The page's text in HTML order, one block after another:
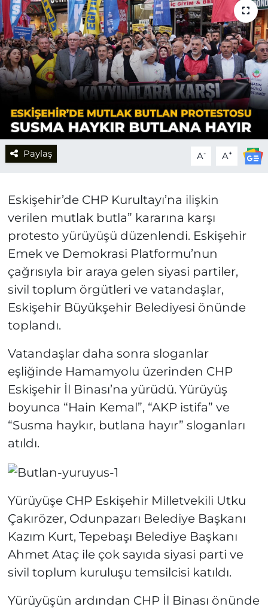
Paylaş A- A+
Eskişehir’de CHP Kurultayı’na ilişkin
verilen mutlak butla” kararına karşı
protesto yürüyüşü düzenlendi. Eskişehir
Emek ve Demokrasi Platformu’nun
çağrısıyla bir araya gelen siyasi partiler,
sivil toplum örgütleri ve vatandaşlar,
Eskişehir Büyükşehir Belediyesi önünde
toplandı.
Vatandaşlar daha sonra sloganlar
eşliğinde Hamamyolu üzerinden CHP
Eskişehir İl Binası’na yürüdü. Yürüyüş
boyunca “Hain Kemal”, “AKP istifa” ve
“Susma haykır, butlana hayır” sloganları
atıldı.
Yürüyüşe CHP Eskişehir Milletvekili Utku
Çakırözer, Odunpazarı Belediye Başkanı
Kazım Kurt, Tepebaşı Belediye Başkanı
Ahmet Ataç ile çok sayıda siyasi parti ve
sivil toplum kuruluşu temsilcisi katıldı.
Yürüyüşün ardından CHP İl Binası önünde